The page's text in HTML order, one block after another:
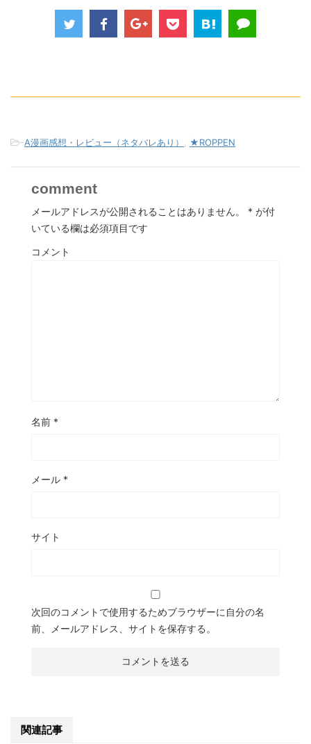
-A漫画感想・レビュー（ネタバレあり） ★ROPPEN
comment
メールアドレスが公開されることはありません。 * が付
いている欄は必須項目です
コメント
名前 *
メール *
サイト
次回のコメントで使用するためブラウザーに自分の名
前、メールアドレス、サイトを保存する。
関連記事